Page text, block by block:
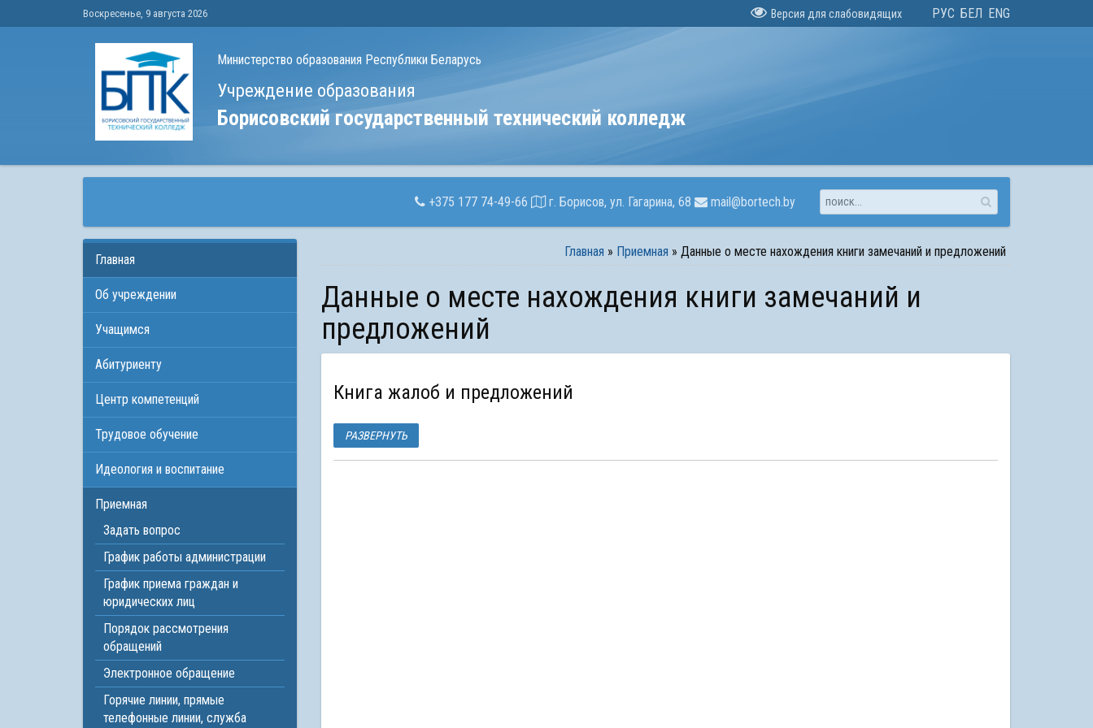
Воскресенье, 9 августа 2026 Версия для слабовидящих РУС БЕЛ ENG
Министерство образования Республики Беларусь
Учреждение образования
Борисовский государственный технический колледж
+375 177 74-49-66 г. Борисов, ул. Гагарина, 68 mail@bortech.by
Главная » Приемная » Данные о месте нахождения книги замечаний и предложений
Данные о месте нахождения книги замечаний и
предложений
Книга жалоб и предложений
РАЗВЕРНУТЬ
Главная
Об учреждении
Учащимся
Абитуриенту
Центр компетенций
Трудовое обучение
Идеология и воспитание
Приемная
Задать вопрос
График работы администрации
График приема граждан и
юридических лиц
Порядок рассмотрения
обращений
Электронное обращение
Горячие линии, прямые
телефонные линии, служба